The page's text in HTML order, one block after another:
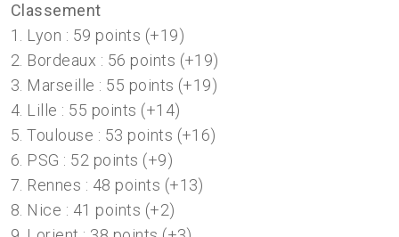
Classement
1. Lyon : 59 points (+19)
2. Bordeaux : 56 points (+19)
3. Marseille : 55 points (+19)
4. Lille : 55 points (+14)
5. Toulouse : 53 points (+16)
6. PSG : 52 points (+9)
7. Rennes : 48 points (+13)
8. Nice : 41 points (+2)